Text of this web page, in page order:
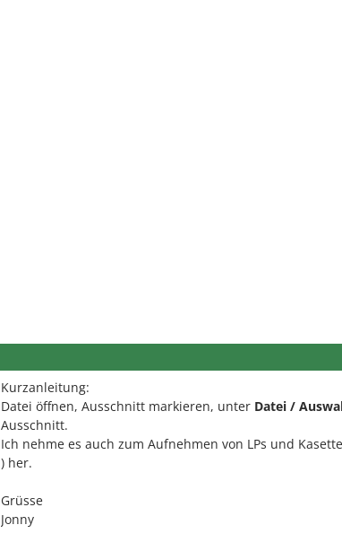
Kurzanleitung:
Datei öffnen, Ausschnitt markieren, unter Datei /
Ausschnitt.
Ich nehme es auch zum Aufnehmen von LPs und
) her.
Grüsse
Jonny